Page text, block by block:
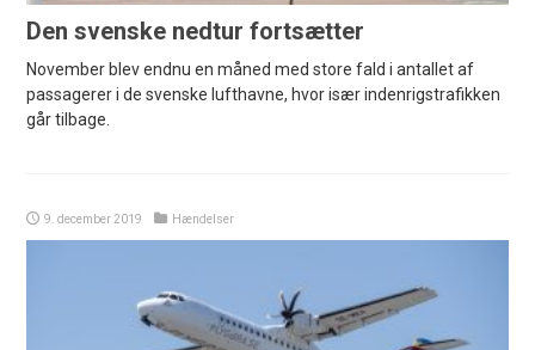
Den svenske nedtur fortsætter
November blev endnu en måned med store fald i antallet af
passagerer i de svenske lufthavne, hvor især indenrigstrafikken
går tilbage.
9. december 2019 Hændelser